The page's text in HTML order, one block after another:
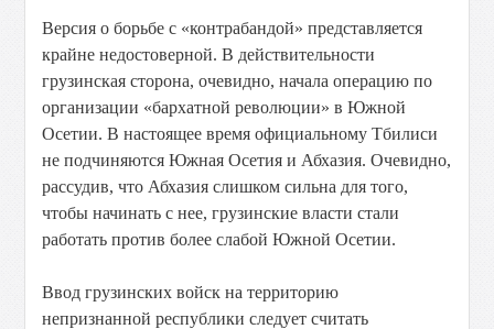
Версия о борьбе с «контрабандой» представляется
крайне недостоверной. В действительности
грузинская сторона, очевидно, начала операцию по
организации «бархатной революции» в Южной
Осетии. В настоящее время официальному Тбилиси
не подчиняются Южная Осетия и Абхазия. Очевидно,
рассудив, что Абхазия слишком сильна для того,
чтобы начинать с нее, грузинские власти стали
работать против более слабой Южной Осетии.
Ввод грузинских войск на территорию
непризнанной республики следует считать